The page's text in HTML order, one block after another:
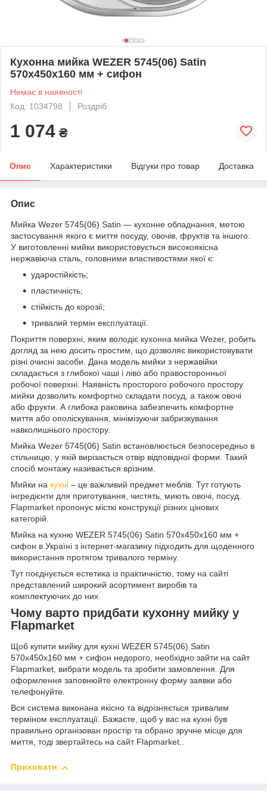
Кухонна мийка WEZER 5745(06) Satin
570x450x160 мм + сифон
Немає в наявності
Код: 1034798
Роздріб
1 074 ₴
Опис Характеристики Відгуки про товар Доставка
Опис
Мийка Wezer 5745(06) Satin — кухонне обладнання, метою
застосування якого є миття посуду, овочів, фруктів та іншого.
У виготовленні мийки використовується високоякісна
нержавіюча сталь, головними властивостями якої є:
ударостійкість;
пластичність;
стійкість до корозії;
тривалий термін експлуатації.
Покриття поверхні, яким володіє кухонна мийка Wezer, робить
догляд за нею досить простим, що дозволяє використовувати
різні очисні засоби. Дана модель мийки з нержавійки
складається з глибокої чаші і ліво або правосторонньої
робочої поверхні. Наявність просторого робочого простору
мийки дозволить комфортно складати посуд, а також овочі
або фрукти. А глибока раковина забезпечить комфортне
миття або ополіскування, мінімізуючи забризкування
навколишнього простору.
Мийка Wezer 5745(06) Satin встановлюється безпосередньо в
стільницю, у якій вирізається отвір відповідної форми. Такий
спосіб монтажу називається врізним.
Мийки на кухні – це важливий предмет меблів. Тут готують
інгредієнти для приготування, чистять, миють овочі, посуд.
Flapmarket пропонує місткі конструкції різних цінових
категорій.
Мийка на кухню WEZER 5745(06) Satin 570x450x160 мм +
сифон в Україні з інтернет-магазину підходить для щоденного
використання протягом тривалого терміну.
Тут поєднується естетика із практичністю, тому на сайті
представлений широкий асортимент виробів та
комплектуючих до них.
Чому варто придбати кухонну мийку у
Flapmarket
Щоб купити мийку для кухні WEZER 5745(06) Satin
570x450x160 мм + сифон недорого, необхідно зайти на сайт
Flapmarket, вибрати модель та зробити замовлення. Для
оформлення заповнюйте електронну форму заявки або
телефонуйте.
Вся система виконана якісно та відрізняється тривалим
терміном експлуатації. Бажаєте, щоб у вас на кухні був
правильно організован простір та обрано зручне місце для
миття, тоді звертайтесь на сайт Flapmarket..
Приховати